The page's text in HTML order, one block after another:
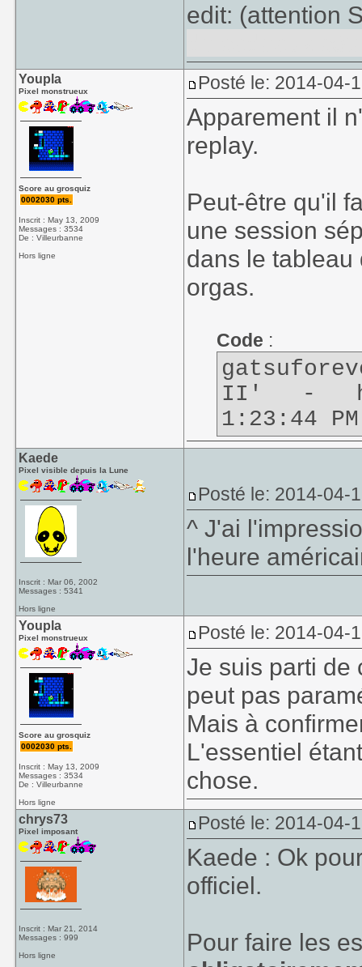
edit: (attention
Youpla
Pixel monstrueux
Score au grosquiz
0002030 pts.
Inscrit : May 13, 2009
Messages : 3534
De : Villeurbanne
Hors ligne
Posté le: 2014-04-
Apparement il
replay.
Peut-être qu'il
une session
dans le
orgas.
Code :
II' -
1:23:44
Kaede
Pixel visible depuis la Lune
Inscrit : Mar 06, 2002
Messages : 5341
Hors ligne
Posté le: 2014-04-
^ J'ai
l'heure
Youpla
Pixel monstrueux
Score au grosquiz
0002030 pts.
Inscrit : May 13, 2009
Messages : 3534
De : Villeurbanne
Hors ligne
Posté le: 2014-04-
Je suis parti de
peut pas
Mais à
L'essentiel
chose.
chrys73
Pixel imposant
Inscrit : Mar 21, 2014
Messages : 999
Hors ligne
Posté le: 2014-04-
Kaede : Ok
officiel.
Pour faire les